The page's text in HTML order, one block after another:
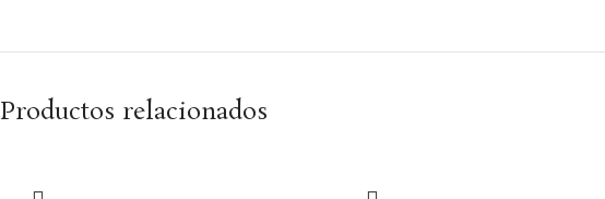
Productos relacionados